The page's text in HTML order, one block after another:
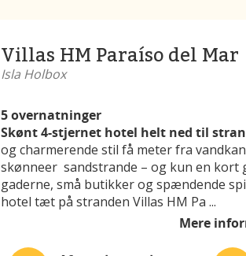
Villas HM Paraíso del Mar
Isla Holbox
5 overnatninger
Skønt 4-stjernet hotel helt ned til
og charmerende stil få meter fra
skønneer sandstrande – og kun en kort
gaderne, små butikker og spændende
hotel tæt på stranden Villas HM Pa ...
Mere